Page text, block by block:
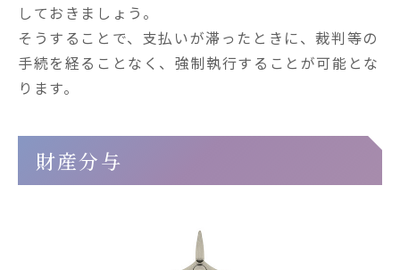
しておきましょう。
そうすることで、支払いが滞ったときに、裁判等の
手続を経ることなく、強制執行することが可能とな
ります。
財産分与